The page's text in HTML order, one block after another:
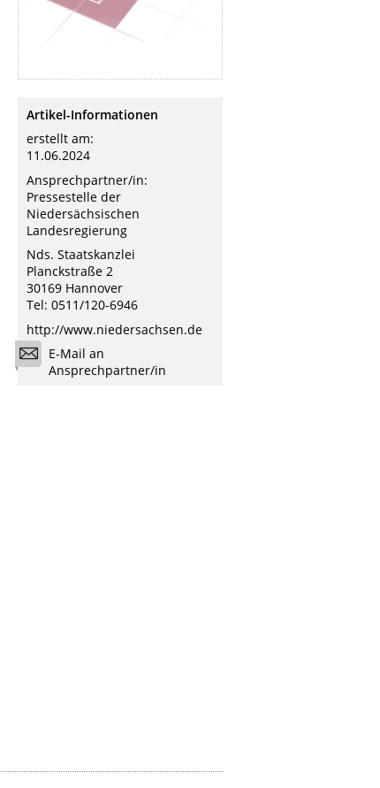
Artikel-Informationen
erstellt am:
11.06.2024
Ansprechpartner/in:
Pressestelle der
Niedersächsischen
Landesregierung
Nds. Staatskanzlei
Planckstraße 2
30169 Hannover
Tel: 0511/120-6946
http://www.niedersachsen.de
E-Mail an
Ansprechpartner/in